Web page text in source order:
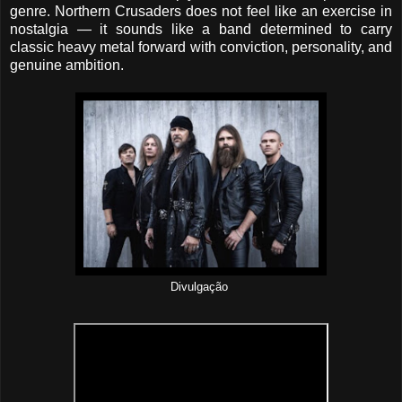
genre. Northern Crusaders does not feel like an exercise in
nostalgia — it sounds like a band determined to carry
classic heavy metal forward with conviction, personality, and
genuine ambition.
Divulgação